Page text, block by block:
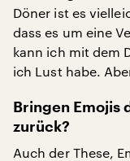
Döner ist es
dass es um eine
kann ich mit dem
ich Lust habe.
Bringen Emojis
zurück?
Auch der These,